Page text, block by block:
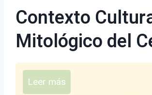
Contexto
Mitológico del
Leer más